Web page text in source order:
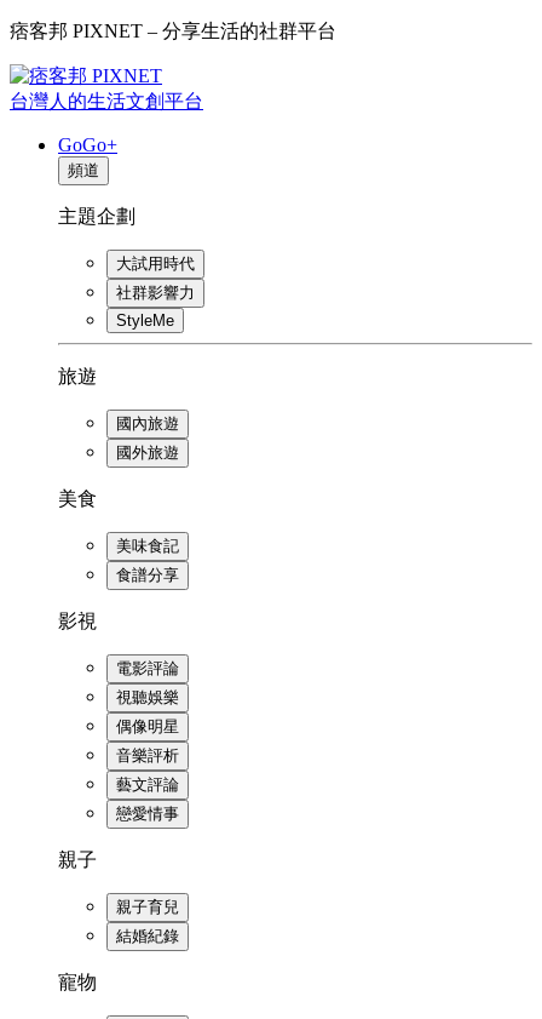
痞客邦 PIXNET – 分享生活的社群平台
台灣人的生活文創平台
GoGo+
頻道
主題企劃
大試用時代
社群影響力
StyleMe
旅遊
國內旅遊
國外旅遊
美食
美味食記
食譜分享
影視
電影評論
視聽娛樂
偶像明星
音樂評析
藝文評論
戀愛情事
親子
親子育兒
結婚紀錄
寵物